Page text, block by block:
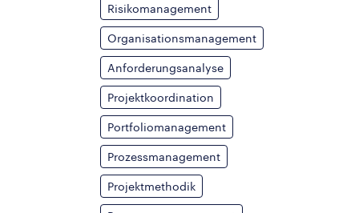
Risikomanagement
Organisationsmanagement
Anforderungsanalyse
Projektkoordination
Portfoliomanagement
Prozessmanagement
Projektmethodik